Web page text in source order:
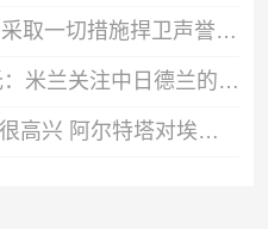
因凡蒂诺社媒：FIFA将采取一切措施捍卫声誉，继续支持足球的发展
身价1500万欧！莫雷托：米兰关注中日德兰的智利前锋奥索里奥
诺尔高：加盟埃弗顿我很高兴 阿尔特塔对埃弗顿、莫耶斯充满赞美